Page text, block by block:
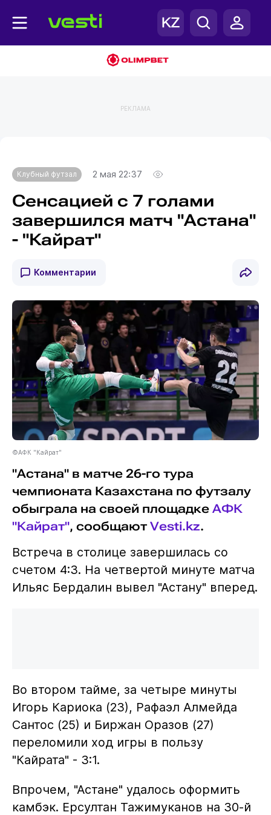
РЕКЛАМА
Клубный футзал 2 мая 22:37
Сенсацией с 7 голами
завершился матч "Астана"
- "Кайрат"
Комментарии
©АФК "Кайрат"
"Астана" в матче 26-го тура
чемпионата Казахстана по футзалу
обыграла на своей площадке АФК
"Кайрат", сообщают Vesti.kz.
Встреча в столице завершилась со
счетом 4:3. На четвертой минуте матча
Ильяс Бердалин вывел "Астану" вперед.
Во втором тайме, за четыре минуты
Игорь Кариока (23), Рафаэл Алмейда
Сантос (25) и Биржан Оразов (27)
переломили ход игры в пользу
"Кайрата" - 3:1.
Впрочем, "Астане" удалось оформить
камбэк. Ерсултан Тажимуканов на 30-й